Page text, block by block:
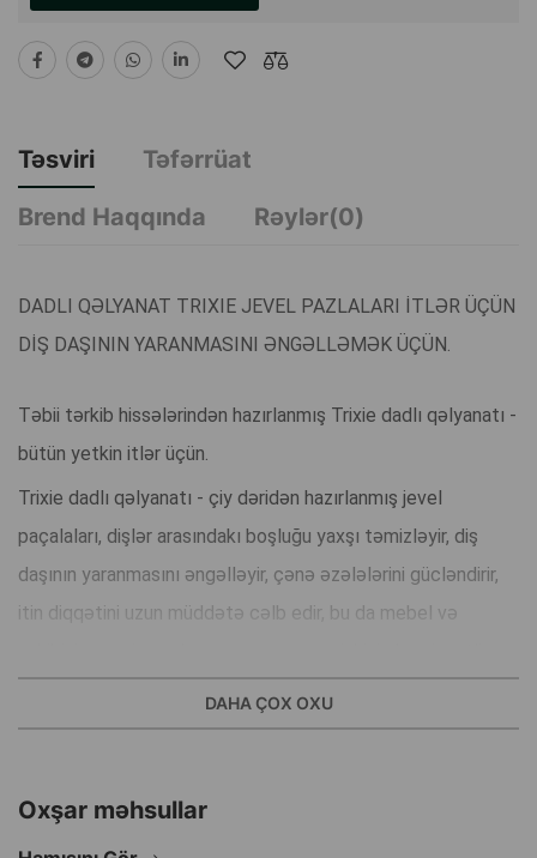
Təsviri
Təfərrüat
Brend Haqqında
Rəylər(0)
DADLI QƏLYANAT TRIXIE JEVEL PAZLALARI İTLƏR ÜÇÜN
DİŞ DAŞININ YARANMASINI ƏNGƏLLƏMƏK ÜÇÜN.
Təbii tərkib hissələrindən hazırlanmış Trixie dadlı qəlyanatı -
bütün yetkin itlər üçün.
Trixie dadlı qəlyanatı - çiy dəridən hazırlanmış jevel
paçalaları, dişlər arasındakı boşluğu yaxşı təmizləyir, diş
daşının yaranmasını əngəlləyir, çənə əzələlərini gücləndirir,
itin diqqətini uzun müddətə cəlb edir, bu da mebel və
Gündəlik yeməklər arasında qəlyanat kimi və ya təlim
DAHA ÇOX OXU
Oxşar məhsullar